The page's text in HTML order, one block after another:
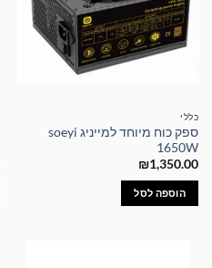
כללי
ספק כוח מיוחד למייניג soeyi
1650W
₪1,350.00
הוספה לסל